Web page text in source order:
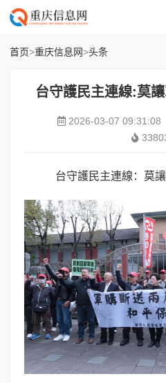
首页>重庆信息网>头条
台守護民主連線:莫
2026-03-07 09:31:08
台守護民主連線：莫